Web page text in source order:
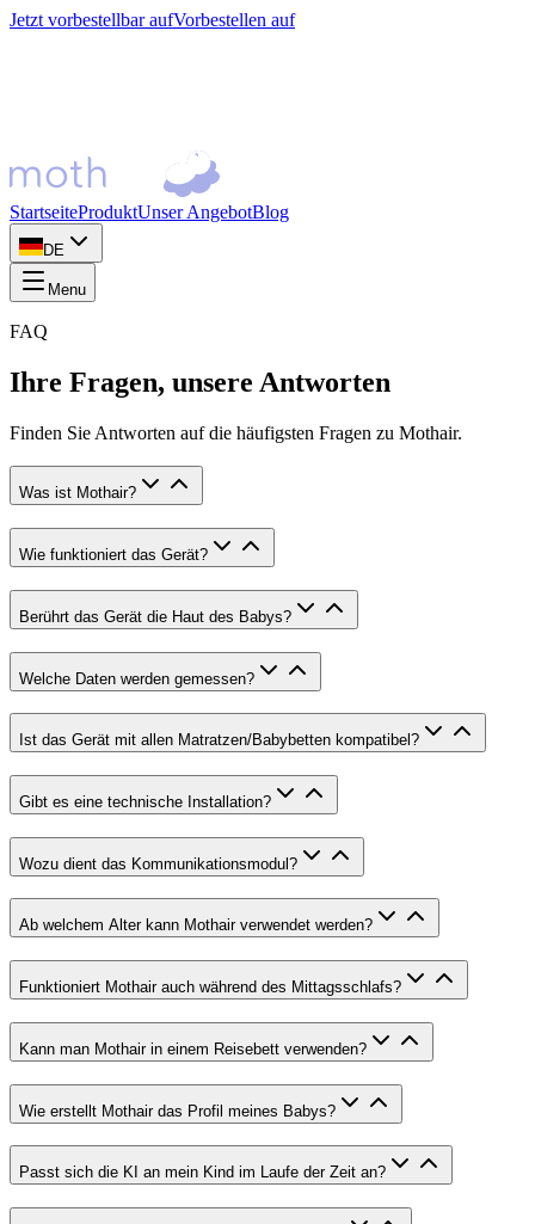
Jetzt vorbestellbar aufVorbestellen auf
StartseiteProduktUnser AngebotBlog
DE
Menu
FAQ
Ihre Fragen, unsere Antworten
Finden Sie Antworten auf die häufigsten Fragen zu Mothair.
Was ist Mothair?
Wie funktioniert das Gerät?
Berührt das Gerät die Haut des Babys?
Welche Daten werden gemessen?
Ist das Gerät mit allen Matratzen/Babybetten kompatibel?
Gibt es eine technische Installation?
Wozu dient das Kommunikationsmodul?
Ab welchem Alter kann Mothair verwendet werden?
Funktioniert Mothair auch während des Mittagsschlafs?
Kann man Mothair in einem Reisebett verwenden?
Wie erstellt Mothair das Profil meines Babys?
Passt sich die KI an mein Kind im Laufe der Zeit an?